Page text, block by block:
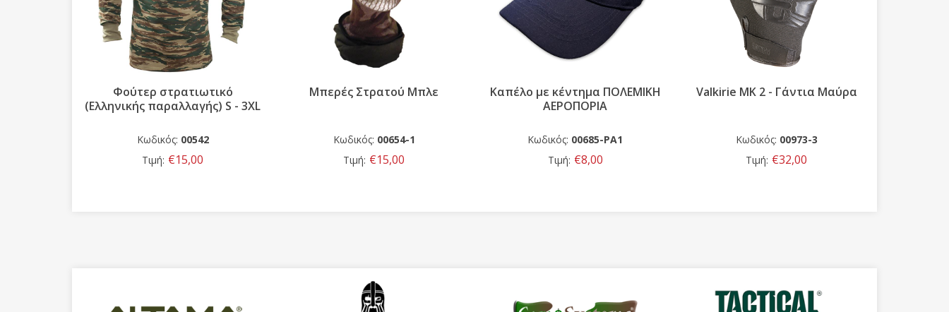
Φούτερ στρατιωτικό
(Ελληνικής παραλλαγής) S - 3XL
Κωδικός: 00542
Τιμή: €15,00
Μπερές Στρατού Μπλε
Κωδικός: 00654-1
Τιμή: €15,00
Καπέλο με κέντημα ΠΟΛΕΜΙΚΗ
ΑΕΡΟΠΟΡΙΑ
Κωδικός: 00685-PA1
Τιμή: €8,00
Valkirie MK 2 - Γάντια Μαύρα
Κωδικός: 00973-3
Τιμή: €32,00